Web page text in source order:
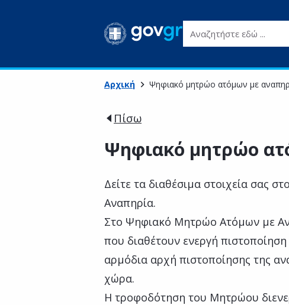
Αναζητήστε εδώ ...
Αρχική Ψηφιακό μητρώο ατόμων με
Πίσω
Ψηφιακό μητρώο
Δείτε τα διαθέσιμα στοιχεία σας
Αναπηρία.
Στο Ψηφιακό Μητρώο Ατόμων με
που διαθέτουν ενεργή
αρμόδια αρχή πιστοποίησης της
χώρα.
Η τροφοδότηση του Μητρώου